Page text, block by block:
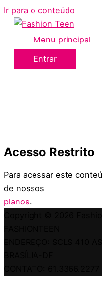
Ir para o conteúdo
Menu principal
Entrar
Acesso Restrito
Para acessar este
de nossos
planos.